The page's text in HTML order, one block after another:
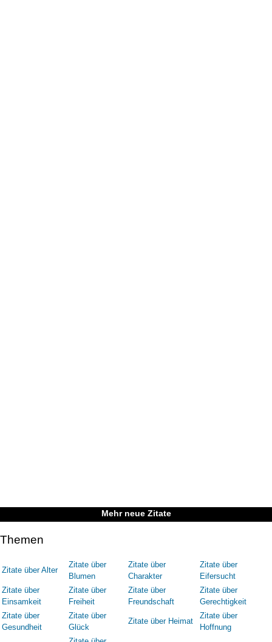
Mehr neue Zitate
Themen
Zitate über Alter
Zitate über
Blumen
Zitate über
Charakter
Zitate über
Eifersucht
Zitate über
Einsamkeit
Zitate über
Freiheit
Zitate über
Freundschaft
Zitate über
Gerechtigkeit
Zitate über
Gesundheit
Zitate über
Glück
Zitate über Heimat
Zitate über
Hoffnung